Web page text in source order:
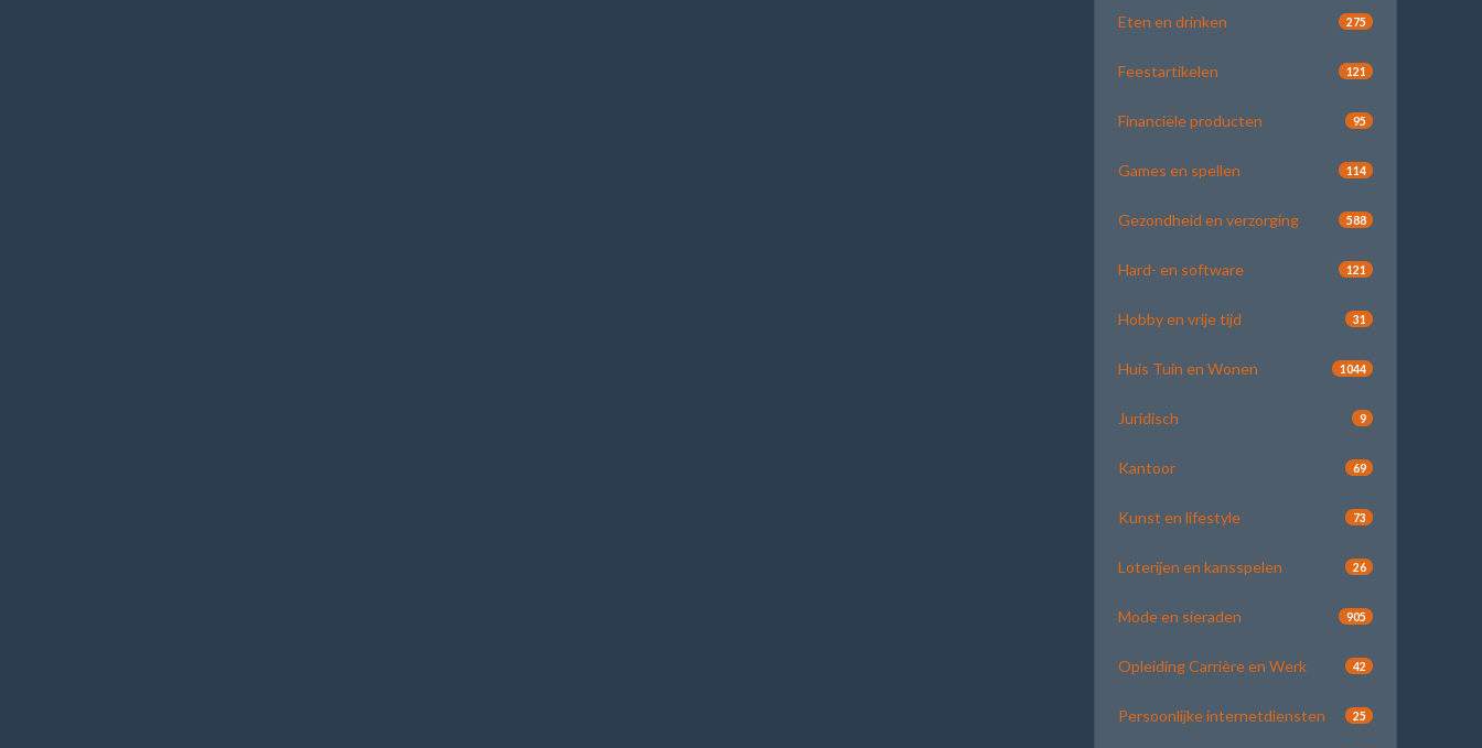
Eten en drinken 275
Feestartikelen 121
Financiële producten 95
Games en spellen 114
Gezondheid en verzorging 588
Hard- en software 121
Hobby en vrije tijd 31
Huis Tuin en Wonen 1044
Juridisch 9
Kantoor 69
Kunst en lifestyle 73
Loterijen en kansspelen 26
Mode en sieraden 905
Opleiding Carrière en Werk 42
Persoonlijke internetdiensten 25